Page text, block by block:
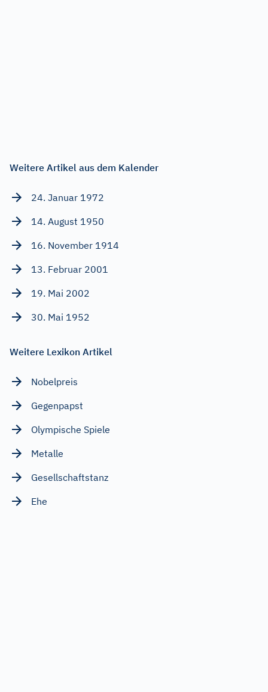
Weitere Artikel aus dem Kalender
24. Januar 1972
14. August 1950
16. November 1914
13. Februar 2001
19. Mai 2002
30. Mai 1952
Weitere Lexikon Artikel
Nobelpreis
Gegenpapst
Olympische Spiele
Metalle
Gesellschaftstanz
Ehe